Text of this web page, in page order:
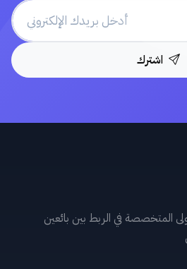
اشترك
المتخصصة في الربط بين بائعين